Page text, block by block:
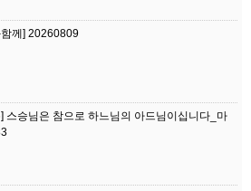
께] 20260809
스승님은 참으로 하느님의 아드님이십니다_마